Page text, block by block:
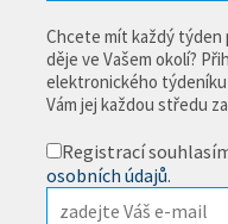
Chcete mít každý týden
děje ve Vašem okolí?
elektronického týdeníku
Vám jej každou středu
Registrací
osobních údajů.